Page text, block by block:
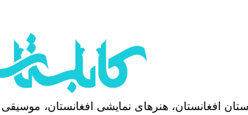
افغانستان، هنرهای نمایشی افغانستان،